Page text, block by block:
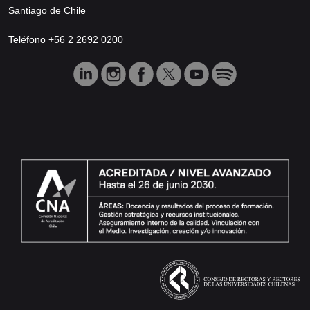
Santiago de Chile
Teléfono +56 2 2692 0200